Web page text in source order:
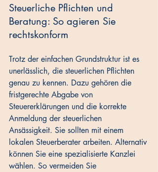
Steuerliche Pflichten und
Beratung: So agieren Sie
rechtskonform
Trotz der einfachen Grundstruktur ist es
unerlässlich, die steuerlichen Pflichten
genau zu kennen. Dazu gehören die
fristgerechte Abgabe von
Steuererklärungen und die korrekte
Anmeldung der steuerlichen
Ansässigkeit. Sie sollten mit einem
lokalen Steuerberater arbeiten. Alternativ
können Sie eine spezialisierte Kanzlei
wählen. So vermeiden Sie